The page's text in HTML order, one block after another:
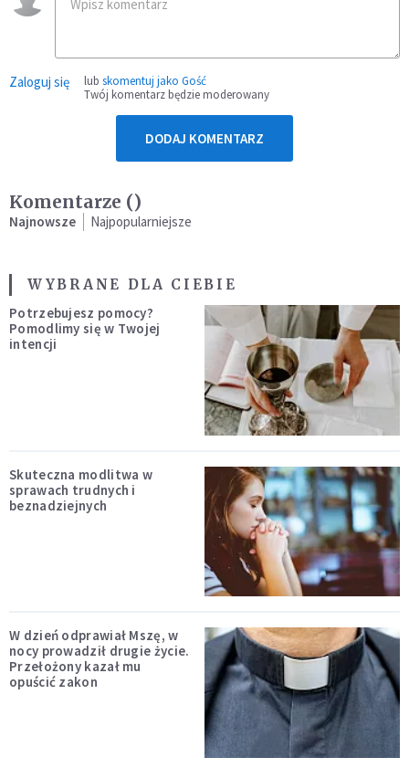
Zaloguj się lub skomentuj jako Gość
Twój komentarz będzie moderowany
DODAJ KOMENTARZ
Komentarze ()
Najnowsze Najpopularniejsze
WYBRANE DLA CIEBIE
Potrzebujesz pomocy?
Pomodlimy się w Twojej
intencji
Skuteczna modlitwa w
sprawach trudnych i
beznadziejnych
W dzień odprawiał Mszę, w
nocy prowadził drugie życie.
Przełożony kazał mu
opuścić zakon